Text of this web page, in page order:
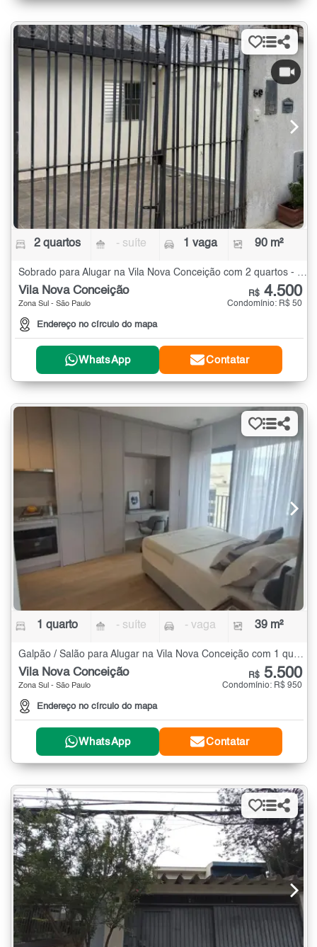
2 quartos - suíte 1 vaga 90 m²
Sobrado para Alugar na Vila Nova Conceição com 2 quartos - 90 m²
Vila Nova Conceição
Zona Sul - São Paulo
Endereço no círculo do mapa
R$ 4.500
Condomínio: R$ 50
WhatsApp Contatar
1 quarto - suíte - vaga 39 m²
Galpão / Salão para Alugar na Vila Nova Conceição com 1 quarto - 39 m²
Vila Nova Conceição
Zona Sul - São Paulo
Endereço no círculo do mapa
R$ 5.500
Condomínio: R$ 950
WhatsApp Contatar